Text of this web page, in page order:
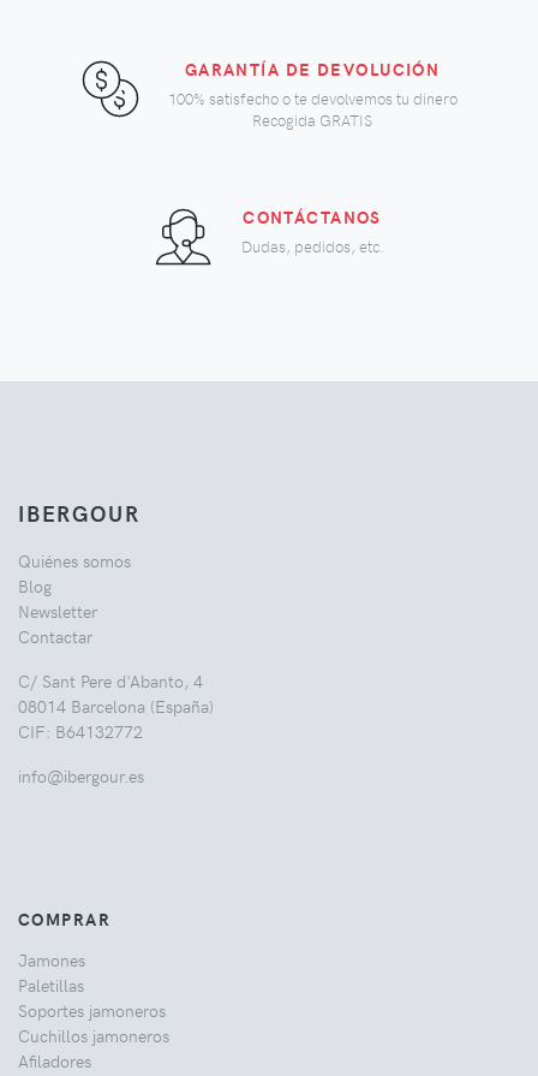
GARANTÍA DE DEVOLUCIÓN
100% satisfecho o te devolvemos tu dinero
Recogida GRATIS
CONTÁCTANOS
Dudas, pedidos, etc.
IBERGOUR
Quiénes somos
Blog
Newsletter
Contactar
C/ Sant Pere d'Abanto, 4
08014 Barcelona (España)
CIF: B64132772
info@ibergour.es
COMPRAR
Jamones
Paletillas
Soportes jamoneros
Cuchillos jamoneros
Afiladores